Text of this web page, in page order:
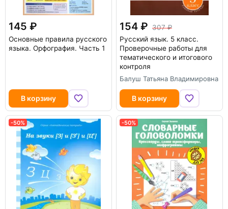
145
Основные правила русского
языка. Орфография. Часть 1
В корзину
154
307
Русский язык. 5 класс.
Проверочные работы для
тематического и итогового
контроля
Балуш Татьяна Владимировна
В корзину
-50% -50%